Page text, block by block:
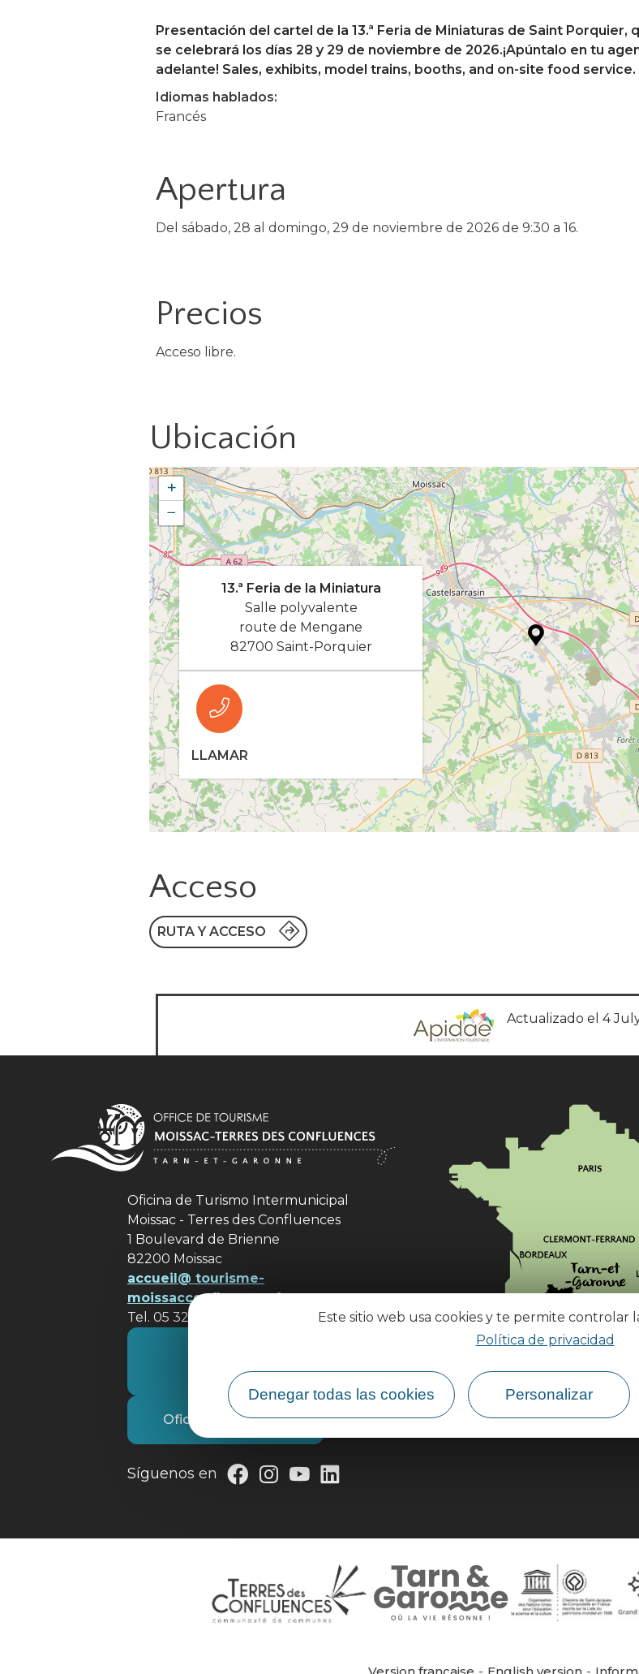
Este sitio web usa cookies y te permite controlar
Política de privacidad
Denegar todas las cookies Personalizar
Presentación del cartel de la 13.ª Feria de Miniaturas de Saint Porquier,
se celebrará los días 28 y 29 de noviembre de 2026.¡Apúntalo en tu
adelante! Sales, exhibits, model trains, booths, and on-site food service.
Idiomas hablados:
Francés
Apertura
Del sábado, 28 al domingo, 29 de noviembre de 2026 de 9:30 a 16.
Precios
Acceso libre.
Ubicación
+
−
13.ª Feria de la Miniatura
Salle polyvalente
route de Mengane
82700 Saint-Porquier
LLAMAR
Acceso
RUTA Y ACCESO
Actualizado el 4
Oficina de Turismo Intermunicipal
Moissac - Terres des Confluences
1 Boulevard de Brienne
82200 Moissac
accueil@ tourisme-
moissacconfluences.fr
Tel. 05 32 09 69 36
nosotros
Oficina de Turismo
Síguenos en
¿Cómo llegar?